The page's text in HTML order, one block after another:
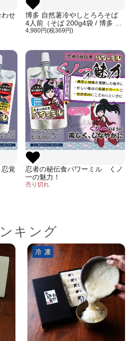
わせ
博多 自然薯冷やしとろろそば
4人前（そば 200g4袋 / 博多 自
然薯とろろ55g×4個 / 麺つゆ4袋
4,980円(税369円)
覚
忍者の秘伝食パワーミル くノ
一の魅力！
売り切れ
キング